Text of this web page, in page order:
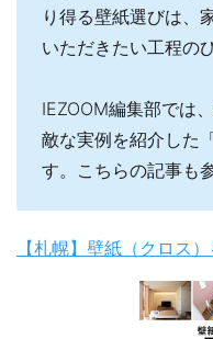
り得る壁紙選びは、
いただきたい工程の
IEZOOM編集部では
敵な実例を紹介した
す。こちらの記事も
【札幌】壁紙（クロス